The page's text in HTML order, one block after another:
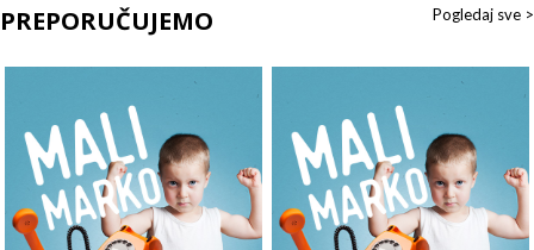
PREPORUČUJEMO Pogledaj sve >